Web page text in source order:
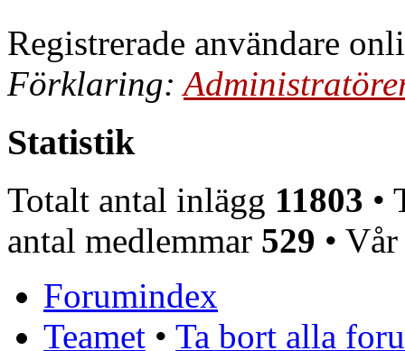
Registrerade användare
Förklaring:
Statistik
Totalt antal inlägg 11803 •
antal medlemmar 529 •
Forumindex
Teamet • Ta bort alla